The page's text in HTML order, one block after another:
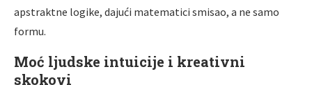
apstraktne logike, dajući matematici smisao, a ne samo
formu.
Moć ljudske intuicije i kreativni
skokovi